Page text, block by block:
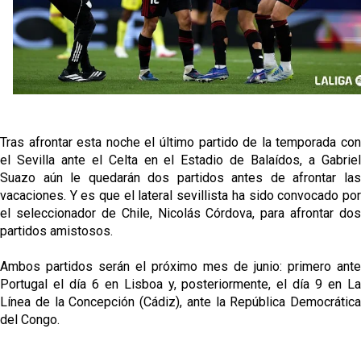
Opinión | "Carta abierta a Alberto Flores" por Rafa
García
Análisis I Quién es y cómo juega Fran González
El Sevilla Juvenil A última detalles en Canarias para
su debut en la Cantalejo Province Cup
Tras afrontar esta noche el último partido de la temporada con
el Sevilla ante el Celta en el Estadio de Balaídos, a Gabriel
Suazo aún le quedarán dos partidos antes de afrontar las
vacaciones. Y es que el lateral sevillista ha sido convocado por
el seleccionador de Chile, Nicolás Córdova, para afrontar dos
partidos amistosos.
Ambos partidos serán el próximo mes de junio: primero ante
Portugal el día 6 en Lisboa y, posteriormente, el día 9 en La
Línea de la Concepción (Cádiz), ante la República Democrática
del Congo.